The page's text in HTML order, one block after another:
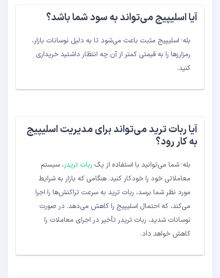
آیا اسلیپیج می‌تواند به سود شما باشد؟
بله؛ اسلیپیج مثبت باعث می‌شود تا به دلیل نوسانات بازار،
رمزارزها را به قیمتی کمتر از آن چه انتظار داشتید خریداری
کنید.
آیا ربات ترید می‌تواند برای مدیریت اسلیپیج
به کار رود؟
بله؛ شما می‌توانید با استفاده از یک ربات تریدر، سیستم
معاملاتی خود را خودکار کنید. هنگامی که بازار به شرایط
مورد نظر شما برسد، ربات ترید به سرعت تراکنش‌ها را اجرا
می‌کند، که احتمال اسلیپیج را کاهش می‌دهد. در صورت
نوسانات شدید، ربات تریدر تأخیر در اجرای معاملات را
کاهش خواهد داد.